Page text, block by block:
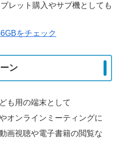
レット購入やサブ機としても
をチェック
ン
も用の端末として
オンラインミーティングに
画視聴や電子書籍の閲覧な